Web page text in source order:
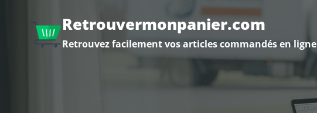
Retrouvermonpanier.com
Retrouvez facilement vos articles commandés en ligne